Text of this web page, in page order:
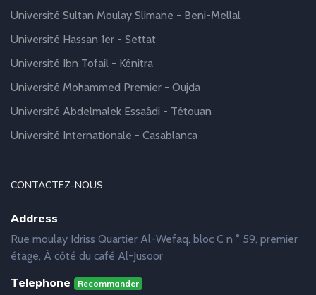
Université Sultan Moulay Slimane - Beni-Mellal
Université Hassan 1er - Settat
Université Ibn Tofail - Kénitra
Université Mohammed Premier - Oujda
Université Abdelmalek Essaâdi - Tétouan
Université Internationale - Casablanca
CONTACTEZ-NOUS
Address
Rue moulay Idriss Quartier Al-Wefaq, bloc C n ° 59, premier
étage, À côté du café Al-Jusoor
Telephone Recommander